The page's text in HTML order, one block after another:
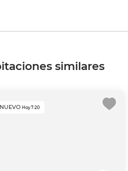
similares
NUEVO Hoy 7:20